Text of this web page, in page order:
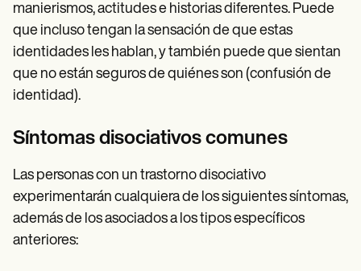
manierismos, actitudes e historias diferentes. Puede
que incluso tengan la sensación de que estas
identidades les hablan, y también puede que sientan
que no están seguros de quiénes son (confusión de
identidad).
Síntomas disociativos comunes
Las personas con un trastorno disociativo
experimentarán cualquiera de los siguientes síntomas,
además de los asociados a los tipos específicos
anteriores: